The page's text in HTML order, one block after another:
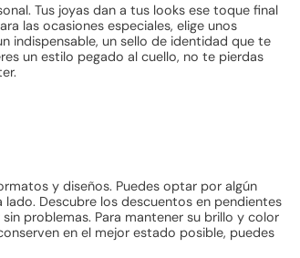
Tus joyas dan a tus looks ese toque final
las ocasiones especiales, elige unos
indispensable, un sello de identidad que te
un estilo pegado al cuello, no te pierdas
y diseños. Puedes optar por algún
Descubre los descuentos en pendientes
problemas. Para mantener su brillo y color
en el mejor estado posible, puedes